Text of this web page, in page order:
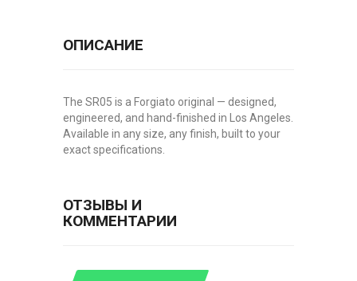
ОПИСАНИЕ
The SR05 is a Forgiato original — designed,
engineered, and hand-finished in Los Angeles.
Available in any size, any finish, built to your
exact specifications.
ОТЗЫВЫ И
КОММЕНТАРИИ